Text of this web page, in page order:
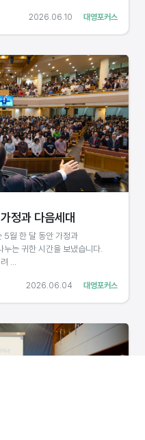
대영포커스
2026.06.10
대영포커스
2026.06.04
정과 다음세대
5월 한 달 동안 가정과
누는 귀한 시간을 보냈습니다.
...